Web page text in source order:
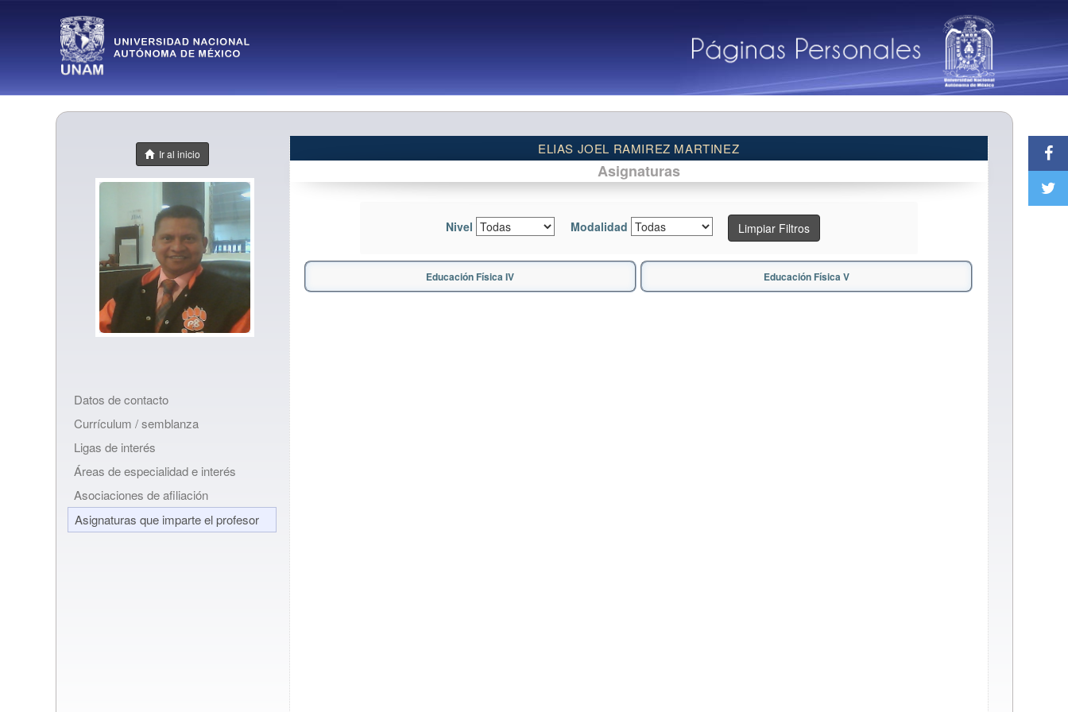
Ir al inicio
Datos de contacto
Currículum / semblanza
Ligas de interés
Áreas de especialidad e interés
Asociaciones de afiliación
Asignaturas que imparte el profesor
ELIAS JOEL RAMIREZ MARTINEZ
Asignaturas
Nivel Modalidad Limpiar Filtros
Educación Física IV Educación Física V